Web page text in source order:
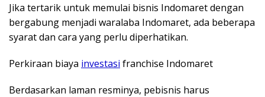
Jika tertarik untuk memulai bisnis Indomaret dengan
bergabung menjadi waralaba Indomaret, ada beberapa
syarat dan cara yang perlu diperhatikan.
Perkiraan biaya investasi franchise Indomaret
Berdasarkan laman resminya, pebisnis harus